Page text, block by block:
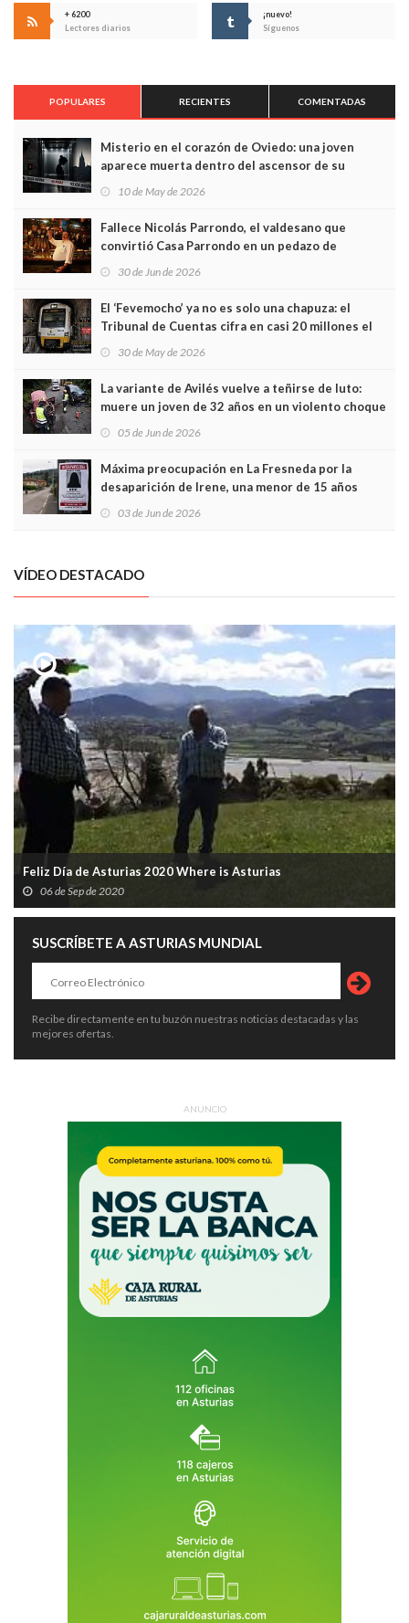
+ 6200
Lectores diarios
¡nuevo!
Síguenos
POPULARES RECIENTES COMENTADAS
Misterio en el corazón de Oviedo: una joven
aparece muerta dentro del ascensor de su
edificio y las cámaras captan sus últimos minutos
10 de May de 2026
Fallece Nicolás Parrondo, el valdesano que
convirtió Casa Parrondo en un pedazo de
Asturias en Madrid
30 de Jun de 2026
El ‘Fevemocho’ ya no es solo una chapuza: el
Tribunal de Cuentas cifra en casi 20 millones el
sobrecoste de los trenes que no cabían por los
30 de May de 2026
La variante de Avilés vuelve a teñirse de luto:
muere un joven de 32 años en un violento choque
frontal
05 de Jun de 2026
Máxima preocupación en La Fresneda por la
desaparición de Irene, una menor de 15 años
03 de Jun de 2026
VÍDEO DESTACADO
Feliz Día de Asturias 2020 Where is Asturias
06 de Sep de 2020
SUSCRÍBETE A ASTURIAS MUNDIAL
Recibe directamente en tu buzón nuestras noticias destacadas y las
mejores ofertas.
ANUNCIO